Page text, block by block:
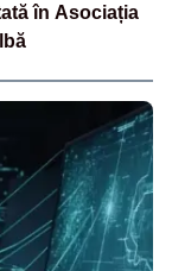
în Asociația